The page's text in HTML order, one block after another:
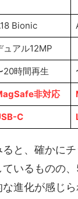
Bionic
ュアル12MP
20時間再生
非対応
C
と、確かに
いるものの
進化が感じ